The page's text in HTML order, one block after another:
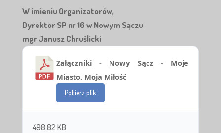
W imieniu Organizatorów,
Dyrektor SP nr 16 w Nowym Sączu
mgr Janusz Chruślicki
Załączniki - Nowy Sącz - Moje
Miasto, Moja Miłość
Pobierz plik
498.82 KB